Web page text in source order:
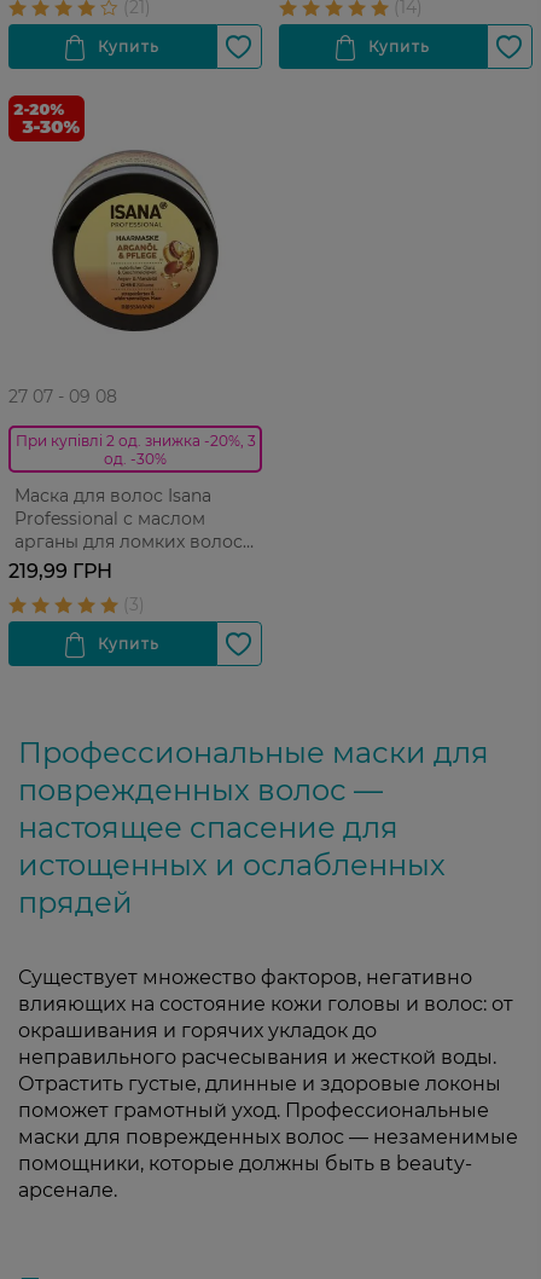
27 07 - 09 08
При купівлі 2 од. знижка -20%, 3
од. -30%
Маска для волос Isana
Professional с маслом
арганы для ломких волос
250 мл
219,99 ГРН
Профессиональные маски для
поврежденных волос —
настоящее спасение для
истощенных и ослабленных
прядей
Существует множество факторов, негативно
влияющих на состояние кожи головы и волос: от
окрашивания и горячих укладок до
неправильного расчесывания и жесткой воды.
Отрастить густые, длинные и здоровые локоны
поможет грамотный уход. Профессиональные
маски для поврежденных волос — незаменимые
помощники, которые должны быть в beauty-
арсенале.